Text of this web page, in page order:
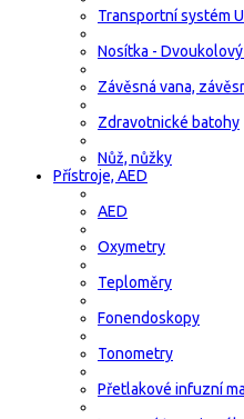
Transportní systém
Nosítka -
Závěsná vana,
Zdravotnické batohy
Nůž, nůžky
Přístroje, AED
AED
Oxymetry
Teploměry
Fonendoskopy
Tonometry
Přetlakové infuzní